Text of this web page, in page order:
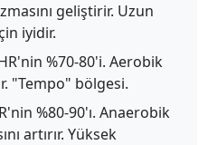
geliştirir. Uzun
iyidir.
%70-80'i. Aerobik
"Tempo" bölgesi.
%80-90'ı. Anaerobik
artırır. Yüksek